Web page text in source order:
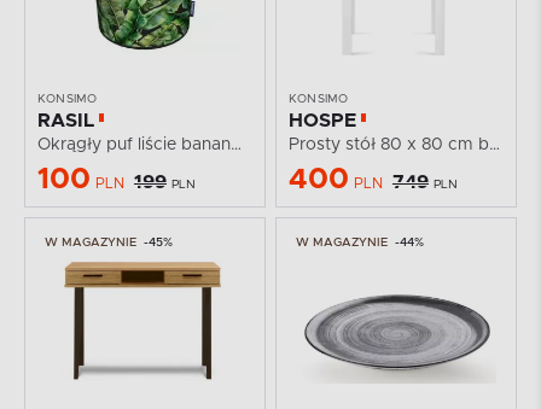
KONSIMO
RASIL
Okrągły puf liście bananowca
100 PLN 199 PLN
KONSIMO
HOSPE
Prosty stół 80 x 80 cm biały
400 PLN 749 PLN
W MAGAZYNIE -45% W MAGAZYNIE -44%